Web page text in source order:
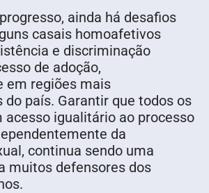
ainda há desafios
casais homoafetivos
e discriminação
de adoção,
em regiões mais
do país. Garantir que todos os
acesso igualitário ao processo
da
continua sendo uma
muitos defensores dos